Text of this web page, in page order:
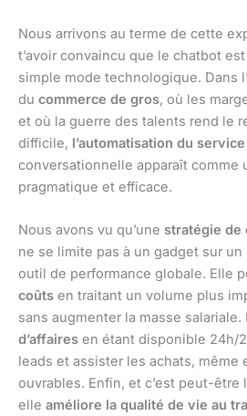
Nous arrivons au terme de cette
t’avoir convaincu que le chatbot
simple mode technologique. Dans
du commerce de gros, où les
et où la guerre des talents rend le
difficile, l’automatisation du
conversationnelle apparaît comme
pragmatique et efficace.
Nous avons vu qu’une stratégie de
ne se limite pas à un gadget sur un
outil de performance globale. Elle
coûts en traitant un volume plus
sans augmenter la masse
d’affaires en étant disponible 24h/
leads et assister les achats, même
ouvrables. Enfin, et c’est peut-être
elle améliore la qualité de vie au